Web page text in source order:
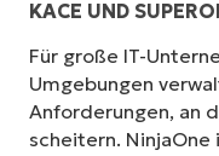
KACE UND
Für große IT-
Umgebungen
Anforderungen, an
scheitern.